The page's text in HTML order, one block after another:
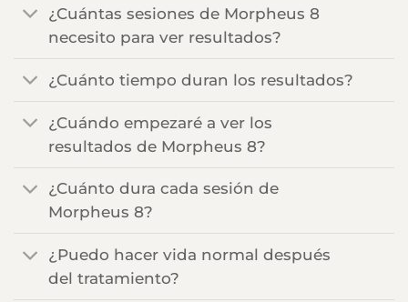
¿Cuántas sesiones de Morpheus 8
necesito para ver resultados?
¿Cuánto tiempo duran los resultados?
¿Cuándo empezaré a ver los
resultados de Morpheus 8?
¿Cuánto dura cada sesión de
Morpheus 8?
¿Puedo hacer vida normal después
del tratamiento?